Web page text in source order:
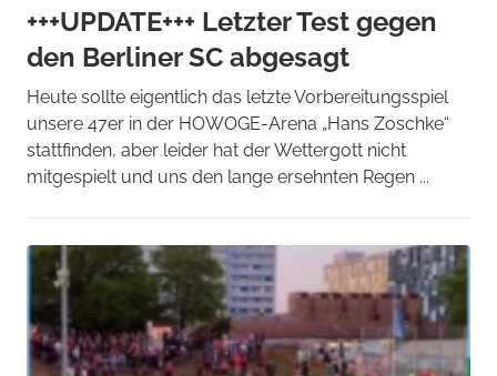
+++UPDATE+++ Letzter Test gegen
den Berliner SC abgesagt
Heute sollte eigentlich das letzte Vorbereitungsspiel
unsere 47er in der HOWOGE-Arena „Hans Zoschke“
stattfinden, aber leider hat der Wettergott nicht
mitgespielt und uns den lange ersehnten Regen ...